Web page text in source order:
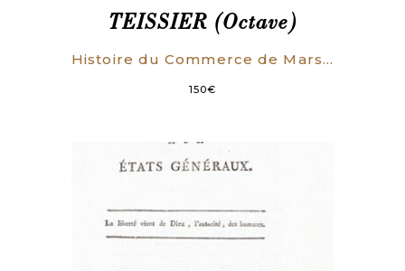
TEISSIER (Octave)
Histoire du Commerce de Marseille, pendant vingt ans (1855-1874).
150€